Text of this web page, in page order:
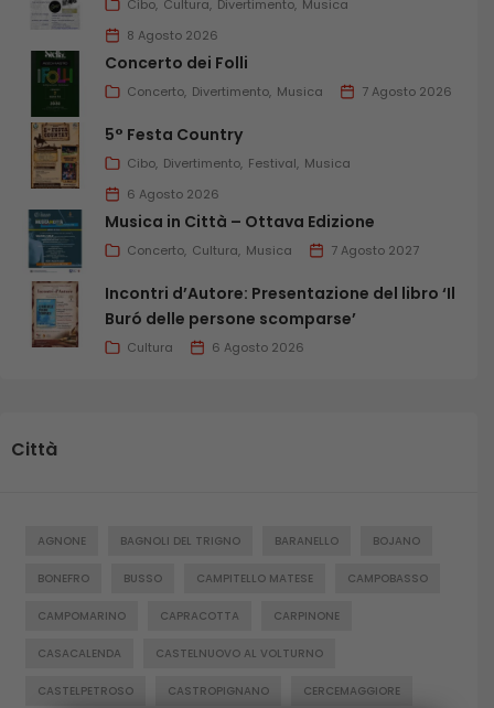
Cibo Cultura Divertimento Musica
8 Agosto 2026
Concerto dei Folli
Concerto Divertimento Musica 7 Agosto 2026
5° Festa Country
Cibo Divertimento Festival Musica
6 Agosto 2026
Musica in Città – Ottava Edizione
Concerto Cultura Musica 7 Agosto 2027
Incontri d’Autore: Presentazione del libro ‘Il
Buró delle persone scomparse’
Cultura 6 Agosto 2026
Città
AGNONE BAGNOLI DEL TRIGNO BARANELLO BOJANO
BONEFRO BUSSO CAMPITELLO MATESE CAMPOBASSO
CAMPOMARINO CAPRACOTTA CARPINONE
CASACALENDA CASTELNUOVO AL VOLTURNO
CASTELPETROSO CASTROPIGNANO CERCEMAGGIORE